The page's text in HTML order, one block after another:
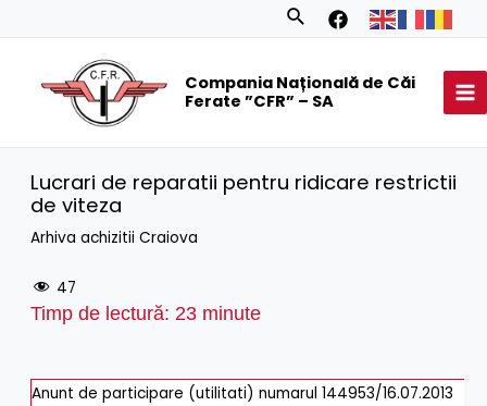
Search
Compania Națională de Căi
Ferate ”CFR” – SA
Lucrari de reparatii pentru ridicare restrictii
de viteza
Arhiva achizitii Craiova
47
Timp de lectură: 23 minute
Anunt de participare (utilitati) numarul 144953/16.07.2013